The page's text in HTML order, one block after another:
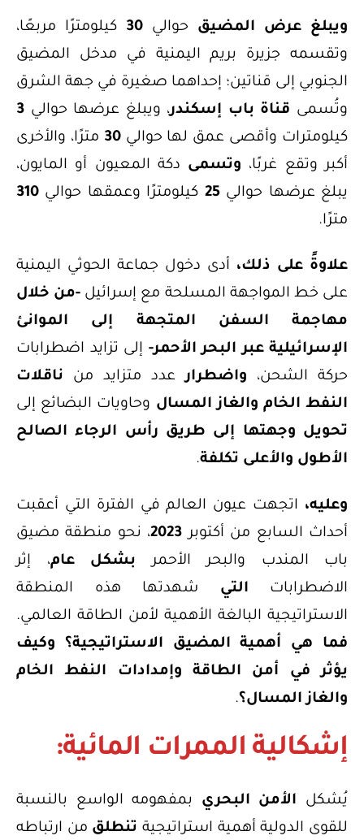
ويبلغ عرض المضيقحوالي 30كيلومترًا مربعًا،
وتقسمه جزيرة بريم اليمنية في مدخل المضيق
الجنوبي إلى قناتين؛ إحداهما صغيرة في جهة الشرق
وتُسمىقناة باب إسكندر، ويبلغ عرضها حوالي3
كيلومترات وأقصى عمق لها حوالي30مترًا، والأخرى
أكبر وتقع غربًا،وتسمىدكة المعيون أو المايون،
يبلغ عرضها حوالي25كيلومترًا وعمقها حوالي310
مترًا.
علاوةً على ذلك،أدى دخول جماعة الحوثي اليمنية
على خط المواجهة المسلحة مع إسرائيل-من خلال
مهاجمة السفن المتجهة إلى الموانئ
الإسرائيلية عبر البحر الأحمر-إلى تزايد اضطرابات
حركة الشحن،
واضطرارعدد متزايد من
ناقلات
النفط الخام والغاز المسالوحاويات البضائع إلى
تحويل وجهتها إلى طريق رأس الرجاء الصالح
الأطول والأعلى تكلفة.
وعليه،اتجهت عيون العالم في الفترة التي أعقبت
أحداث السابع من أكتوبر2023، نحو منطقة مضيق
باب المندب والبحر الأحمر
بشكل عام، إثر
الاضطرابات
التيشهدتها هذه المنطقة
الاستراتيجية البالغة الأهمية لأمن الطاقة العالمي.
فما هي أهمية المضيق الاستراتيجية؟ وكيف
يؤثر في أمن الطاقة وإمدادات النفط الخام
والغاز المسال؟.
إشكالية الممرات المائية:
يُشكل الأمن البحريبمفهومه الواسع بالنسبة
للقوى الدولية أهمية استراتيجيةتنطلقمن ارتباطه